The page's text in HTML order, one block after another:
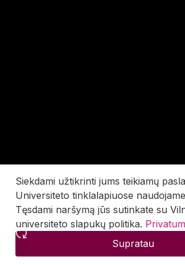
Siekdami užtikrinti jums teikiamų
Universiteto tinklalapiuose
Tęsdami naršymą jūs sutinkate su
universiteto slapukų politika.
Supratau